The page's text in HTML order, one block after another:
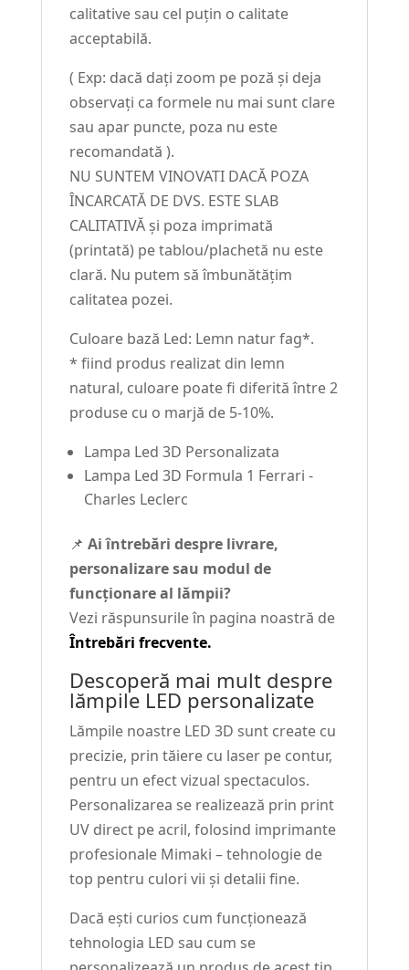
calitative sau cel puțin o calitate
acceptabilă.
( Exp: dacă dați zoom pe poză și deja
observați ca formele nu mai sunt clare
sau apar puncte, poza nu este
recomandată ).
NU SUNTEM VINOVATI DACĂ POZA
ÎNCARCATĂ DE DVS. ESTE SLAB
CALITATIVĂ și poza imprimată
(printată) pe tablou/plachetă nu este
clară. Nu putem să îmbunătățim
calitatea pozei.
Culoare bază Led: Lemn natur fag*.
* fiind produs realizat din lemn
natural, culoare poate fi diferită între 2
produse cu o marjă de 5-10%.
Lampa Led 3D Personalizata
Lampa Led 3D Formula 1 Ferrari -
Charles Leclerc
📌 Ai întrebări despre livrare,
personalizare sau modul de
funcționare al lămpii?
Vezi răspunsurile în pagina noastră de
Întrebări frecvente.
Descoperă mai mult despre
lămpile LED personalizate
Lămpile noastre LED 3D sunt create cu
precizie, prin tăiere cu laser pe contur,
pentru un efect vizual spectaculos.
Personalizarea se realizează prin print
UV direct pe acril, folosind imprimante
profesionale Mimaki – tehnologie de
top pentru culori vii și detalii fine.
Dacă ești curios cum funcționează
tehnologia LED sau cum se